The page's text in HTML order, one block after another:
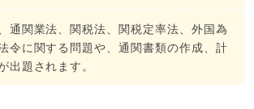
通関業法、関税法、関税定率法、外国為
令に関する問題や、通関書類の作成、計
出題されます。